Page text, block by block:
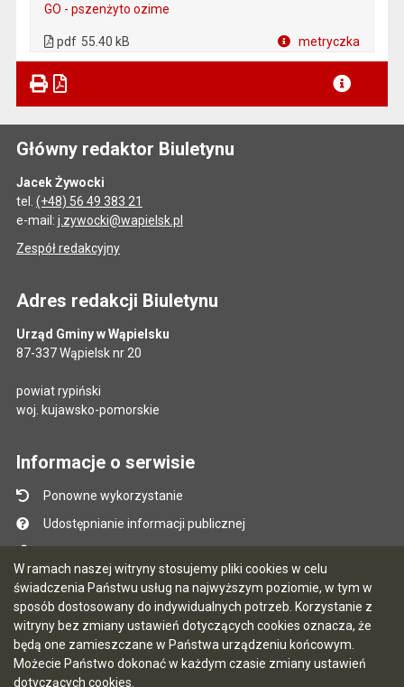
W ramach naszej witryny stosujemy pliki cookies w celu
świadczenia Państwu usług na najwyższym poziomie, w tym w
sposób dostosowany do indywidualnych potrzeb. Korzystanie z
witryny bez zmiany ustawień dotyczących cookies oznacza, że
będą one zamieszczane w Państwa urządzeniu końcowym.
Możecie Państwo dokonać w każdym czasie zmiany ustawień
dotyczących cookies.
GO - pszenżyto ozime
pdf 55.40 kB metryczka
Główny redaktor Biuletynu
Jacek Żywocki
tel. (+48) 56 49 383 21
e-mail: j.zywocki@wapielsk.pl
Zespół redakcyjny
Adres redakcji Biuletynu
Urząd Gminy w Wąpielsku
87-337 Wąpielsk nr 20
powiat rypiński
woj. kujawsko-pomorskie
Informacje o serwisie
Ponowne wykorzystanie
Udostępnianie informacji publicznej
Mapa serwisu
Instrukcja obsługi
Statystyki oglądalności
Ostatnio dodane
Ostatnia aktualizacja BIP: 07.08.2026 13:39